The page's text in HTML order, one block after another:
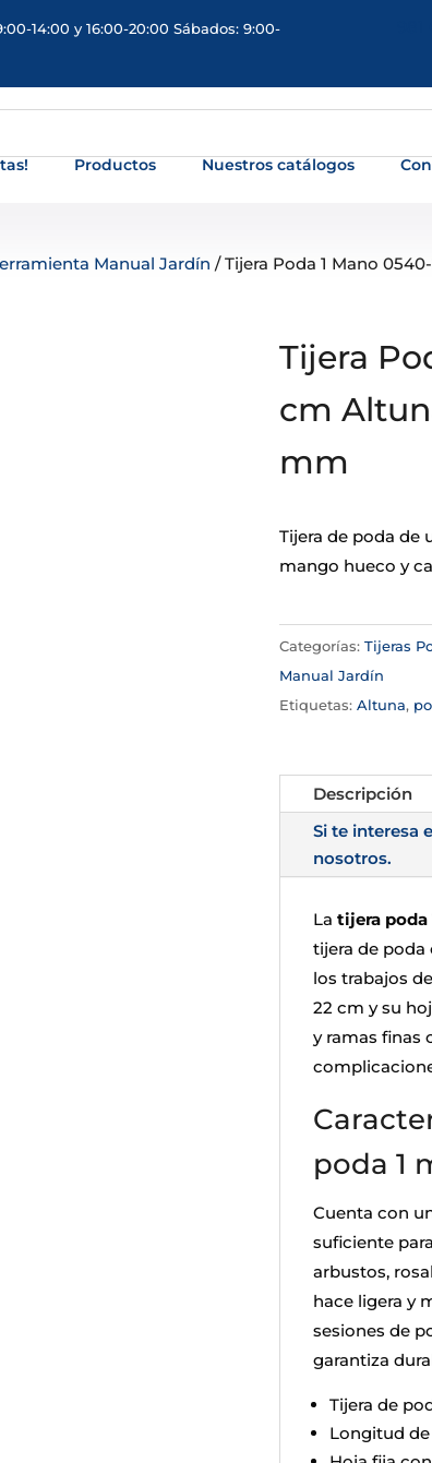
14:00 y 16:00-20:00 Sábados: 9:00-
Productos Nuestros catálogos
Manual Jardín / Tijera Poda 1 Mano
Tijera
cm
mm
Tijera de poda de
mango hueco y
Categorías: Tijeras
Manual Jardín
Etiquetas: Altuna,
Descripción
Si te interesa
nosotros.
La tijera poda
tijera de poda
los trabajos
22 cm y su
y ramas finas
poda 1
Cuenta con
suficiente
arbustos,
hace ligera y
sesiones de
garantiza
Tijera de
Longitud